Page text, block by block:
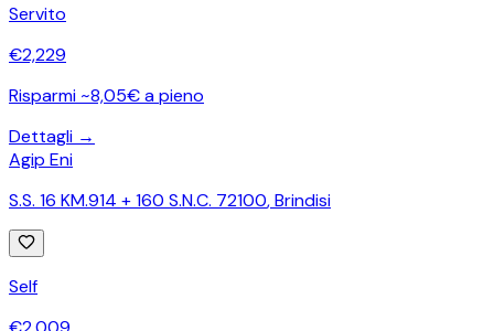
Servito
€2,229
Risparmi ~8,05€ a pieno
Dettagli →
Agip Eni
S.S. 16 KM.914 + 160 S.N.C. 72100,Brindisi
Self